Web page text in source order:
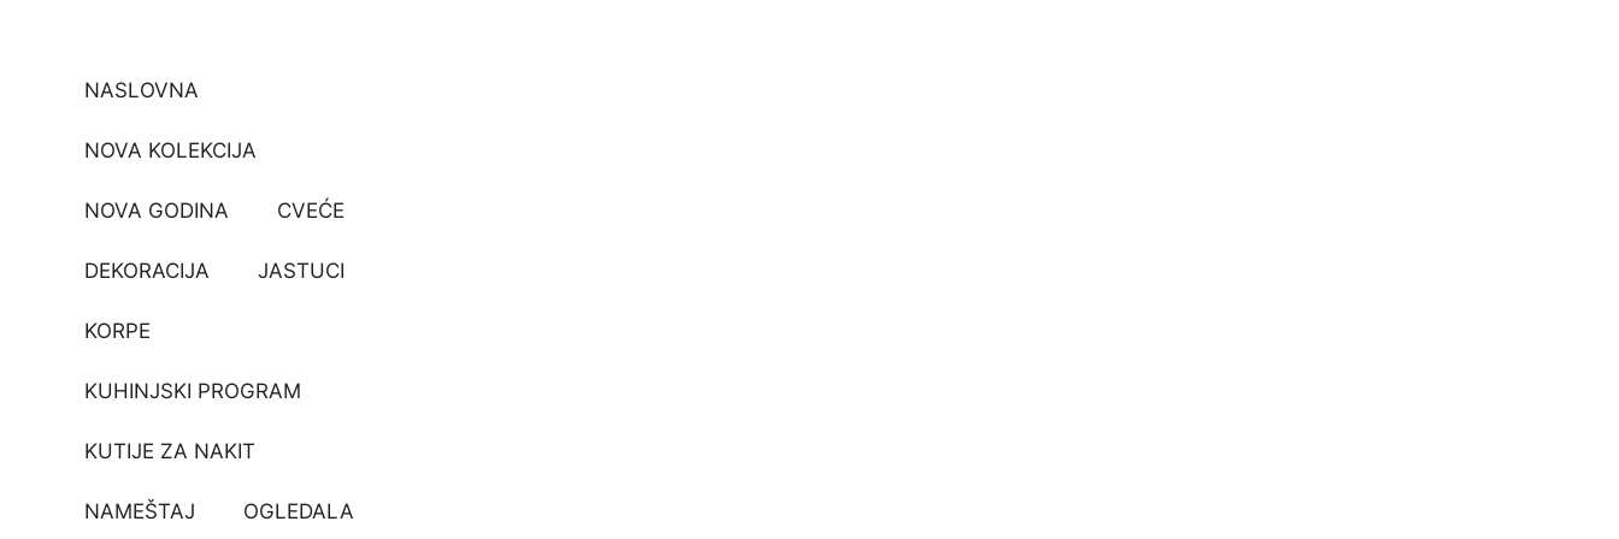
NASLOVNA
NOVA KOLEKCIJA
NOVA GODINA CVEĆE
DEKORACIJA JASTUCI
KORPE
KUHINJSKI PROGRAM
KUTIJE ZA NAKIT
NAMEŠTAJ OGLEDALA